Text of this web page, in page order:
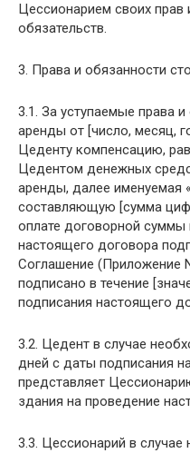
Цессионарием своих прав
обязательств.
3. Права и обязанности
3.1. За уступаемые права
аренды от [число, месяц,
Цеденту компенсацию,
Цедентом денежных
аренды, далее именуемая
составляющую [сумма
оплате договорной
настоящего договора
Соглашение (Приложение
подписано в течение
подписания настоящего
3.2. Цедент в случае
дней с даты подписания
представляет
здания на проведение
3.3. Цессионарий в случае